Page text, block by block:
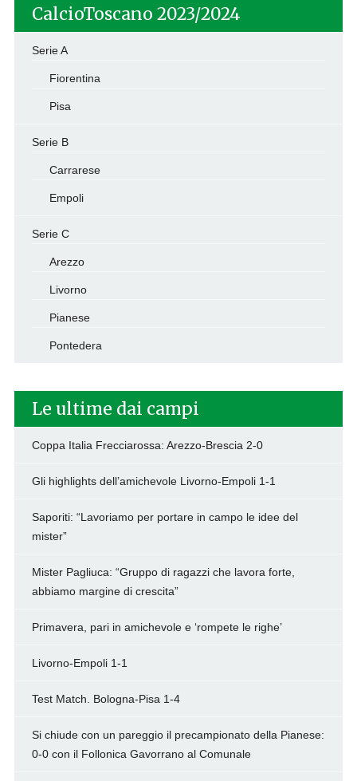
CalcioToscano 2023/2024
Serie A
Fiorentina
Pisa
Serie B
Carrarese
Empoli
Serie C
Arezzo
Livorno
Pianese
Pontedera
Le ultime dai campi
Coppa Italia Frecciarossa: Arezzo-Brescia 2-0
Gli highlights dell’amichevole Livorno-Empoli 1-1
Saporiti: “Lavoriamo per portare in campo le idee del
mister”
Mister Pagliuca: “Gruppo di ragazzi che lavora forte,
abbiamo margine di crescita”
Primavera, pari in amichevole e ‘rompete le righe’
Livorno-Empoli 1-1
Test Match. Bologna-Pisa 1-4
Si chiude con un pareggio il precampionato della Pianese:
0-0 con il Follonica Gavorrano al Comunale